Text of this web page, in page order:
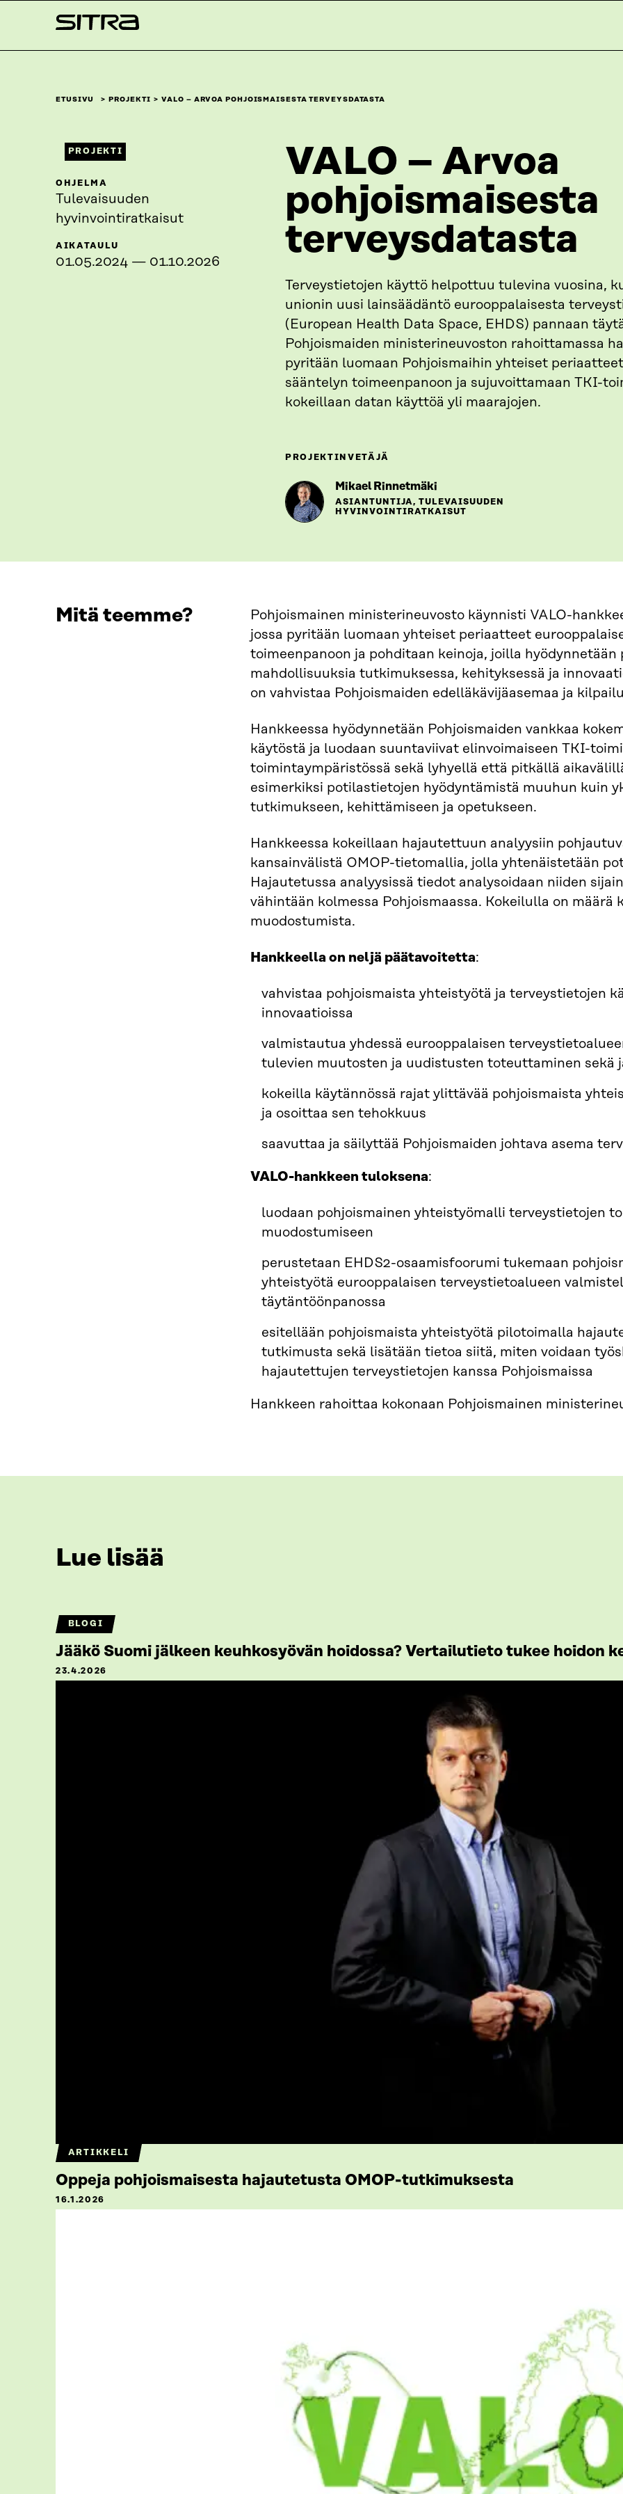
sisältöön
Sitra
ETUSIVU PROJEKTI VALO – ARVOA POHJOISMAISESTA TERVEYSDATASTA
VALO – Arvoa
pohjoismaisesta
terveysdatasta
Terveystietojen käyttö helpottuu tulevina vuosina,
unionin uusi lainsäädäntö eurooppalaisesta
(European Health Data Space, EHDS) pannaan
Pohjoismaiden ministerineuvoston rahoittamassa
pyritään luomaan Pohjoismaihin yhteiset
sääntelyn toimeenpanoon ja sujuvoittamaan TKI-
kokeillaan datan käyttöä yli maarajojen.
PROJEKTINVETÄJÄ
Mikael Rinnetmäki
ASIANTUNTIJA, TULEVAISUUDEN
HYVINVOINTIRATKAISUT
PROJEKTI
OHJELMA
Tulevaisuuden
hyvinvointiratkaisut
AIKATAULU
01.05.2024 — 01.10.2026
Mitä teemme?
Pohjoismainen ministerineuvosto käynnisti VALO-
jossa pyritään luomaan yhteiset periaatteet
toimeenpanoon ja pohditaan keinoja, joilla
mahdollisuuksia tutkimuksessa, kehityksessä ja
on vahvistaa Pohjoismaiden edelläkävijäasemaa ja
Hankkeessa hyödynnetään Pohjoismaiden vankkaa
käytöstä ja luodaan suuntaviivat elinvoimaiseen TKI-
toimintaympäristössä sekä lyhyellä että pitkällä
esimerkiksi potilastietojen hyödyntämistä muuhun kuin
tutkimukseen, kehittämiseen ja opetukseen.
Hankkeessa kokeillaan hajautettuun analyysiin
kansainvälistä OMOP-tietomallia, jolla yhtenäistetään
Hajautetussa analyysissä tiedot analysoidaan niiden
vähintään kolmessa Pohjoismaassa. Kokeilulla on määrä
muodostumista.
Hankkeella on neljä päätavoitetta:
vahvistaa pohjoismaista yhteistyötä ja terveystietojen
innovaatioissa
valmistautua yhdessä eurooppalaisen
tulevien muutosten ja uudistusten toteuttaminen sekä
kokeilla käytännössä rajat ylittävää pohjoismaista
ja osoittaa sen tehokkuus
saavuttaa ja säilyttää Pohjoismaiden johtava asema
VALO-hankkeen tuloksena:
luodaan pohjoismainen yhteistyömalli terveystietojen
muodostumiseen
perustetaan EHDS2-osaamisfoorumi tukemaan
yhteistyötä eurooppalaisen terveystietoalueen
täytäntöönpanossa
esitellään pohjoismaista yhteistyötä pilotoimalla
tutkimusta sekä lisätään tietoa siitä, miten voidaan
hajautettujen terveystietojen kanssa Pohjoismaissa
Hankkeen rahoittaa kokonaan Pohjoismainen
Lue lisää
BLOGI
Jääkö Suomi jälkeen keuhkosyövän hoidossa? Vertailutieto tukee hoidon
23.4.2026
ARTIKKELI
Oppeja pohjoismaisesta hajautetusta OMOP-tutkimuksesta
16.1.2026